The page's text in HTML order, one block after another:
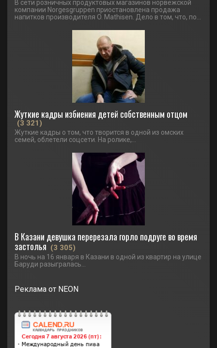
В сети розничных продуктовых магазинов норвежской
компании Norgesgruppen приостановлена продажа
напитков производителя O. Mathisen. Дело в том, что, по...
Жуткие кадры избиения детей собственным отцом
(3 321)
Жуткие кадры о том, что творится в одной из омских
семей, облетели соцсети. На ролике,...
В Казани девушка перерезала горло подруге во время
застолья (3 305)
В ночь на 16 января в Казани в одной из квартир на улице
Баруди разыгралась...
Реклама от NEON